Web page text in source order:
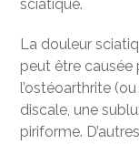
sciatique.
La douleur
peut être causée
l’ostéoarthrite
discale, une
piriforme.